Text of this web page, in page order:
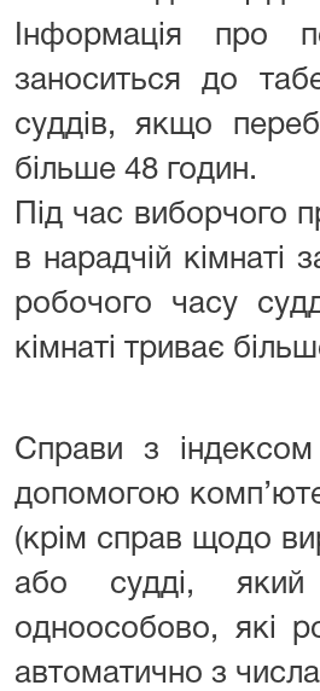
Інформація про
заноситься до
суддів, якщо
більше 48 годин.
Під час виборчого
в нарадчій кімнаті
робочого часу
кімнаті триває
Справи з
допомогою
(крім справ щодо
або судді, який
одноособово, які
автоматично з